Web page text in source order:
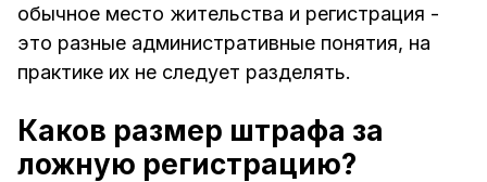
обычное место жительства и регистрация -
это разные административные понятия, на
практике их не следует разделять.
Каков размер штрафа за
ложную регистрацию?